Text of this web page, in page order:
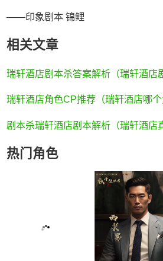
——印象剧本 锦鲤
相关文章
瑞轩酒店剧本杀答案解析（瑞轩酒店
瑞轩酒店角色CP推荐（瑞轩酒店哪个
剧本杀瑞轩酒店剧本解析（瑞轩酒店
热门角色